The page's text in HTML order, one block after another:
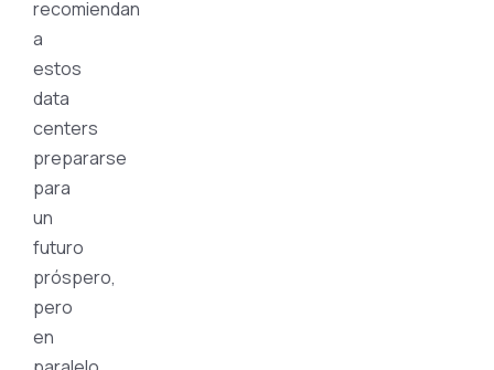
recomiendan
a
estos
data
centers
prepararse
para
un
futuro
próspero,
pero
en